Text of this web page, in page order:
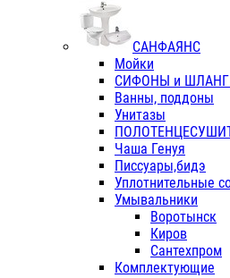
САНФАЯНС
Мойки
СИФОНЫ и
Ванны, поддоны
Унитазы
Чаша Генуя
Писсуары,бидэ
Уплотнительные
Умывальники
Воротынск
Киров
Сантехпром
Комплектующие